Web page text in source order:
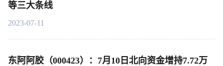
等三大条线
2023-07-11
东阿阿胶（000423）：7月10日北向资金增持7.72万